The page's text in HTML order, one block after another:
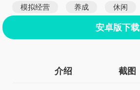
模拟经营 养成 休闲
安卓版下载
介绍 截图